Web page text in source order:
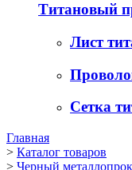
Титановый
Лист
Сетка
Главная
> Каталог товаров
> Черный